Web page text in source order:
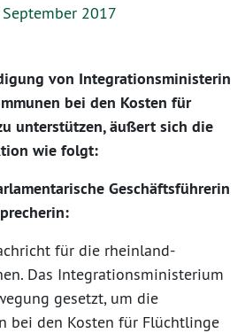
September 2017
von Integrationsministerin
bei den Kosten für
unterstützen, äußert sich die
wie folgt:
Geschäftsführerin
für die rheinland-
Das Integrationsministerium
gesetzt, um die
bei den Kosten für Flüchtlinge